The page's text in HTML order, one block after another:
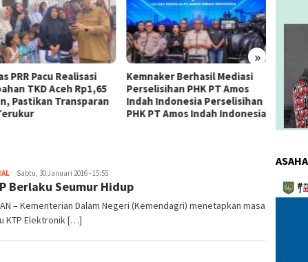
»
PRR Pacu Realisasi
TKD Aceh Rp1,65
Pastikan Transparan
Kemnaker Berhasil Mediasi
Perselisihan PHK PT Amos
Indah Indonesia Perselisihan
PHK PT Amos Indah Indonesia
The
redaksi
Sabtu, 30 Januari 2016 - 15:55
Berlaku Seumur Hidup
– Kementerian Dalam Negeri (Kemendagri) menetapkan masa
KTP Elektronik […]
Video